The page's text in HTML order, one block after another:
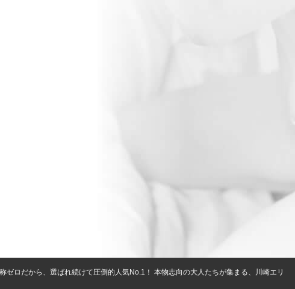
ロだから、選ばれ続けて圧倒的人気No.1！ 本物志向の大人たちが集まる、川崎エリ